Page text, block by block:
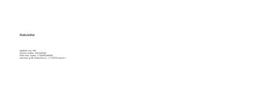
Įdarbink orą, MB
Įmonės kodas: 305245946
PVM mok. kodas: LT100013466910
Aušrinės g.28, Poderiškių k., LT-53370 Kauno r.
Rekvizitai